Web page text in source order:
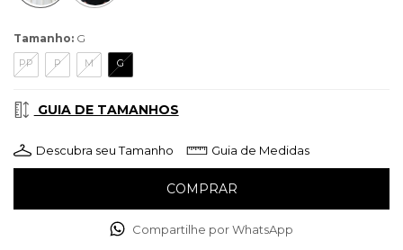
Tamanho: G
PP P M G
GUIA DE TAMANHOS
Descubra seu Tamanho Guia de Medidas
Compartilhe por WhatsApp